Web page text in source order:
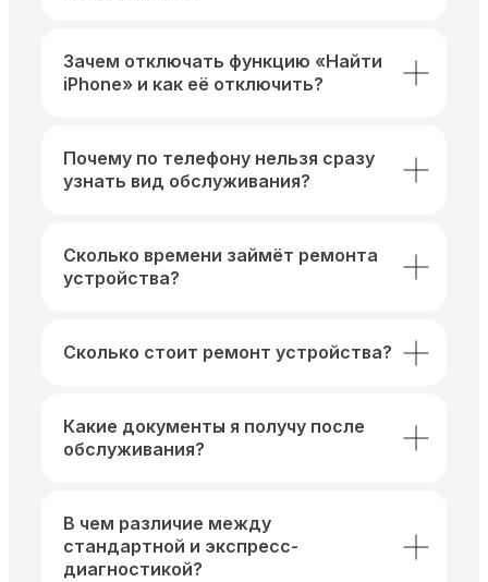
Зачем отключать функцию «Найти
iPhone» и как её отключить?
Почему по телефону нельзя сразу
узнать вид обслуживания?
Сколько времени займёт ремонта
устройства?
Сколько стоит ремонт устройства?
Какие документы я получу после
обслуживания?
В чем различие между
стандартной и экспресс-
диагностикой?